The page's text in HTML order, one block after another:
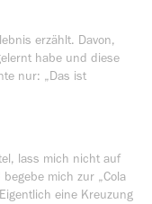
erzählt. Davon,
habe und diese
nur: „Das ist
lass mich nicht auf
mich zur „Cola
eine Kreuzung